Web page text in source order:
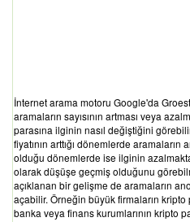
İnternet arama motoru Google'da
aramaların sayısının artması veya
parasına ilginin nasıl değiştiğini
fiyatının arttığı dönemlerde aramaların
olduğu dönemlerde ise ilginin
olarak düşüşe geçmiş olduğunu
açıklanan bir gelişme de aramaların
açabilir. Örneğin büyük firmaların kripto
banka veya finans kurumlarının kripto